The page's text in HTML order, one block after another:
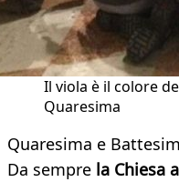
Il viola è il colore
Quaresima
Quaresima e
Da sempre la Chiesa